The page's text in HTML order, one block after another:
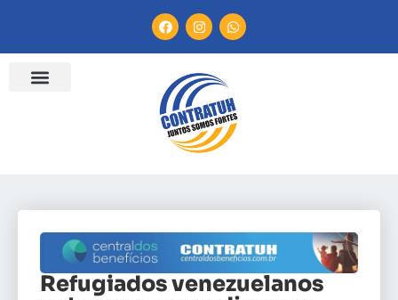
Refugiados venezuelanos